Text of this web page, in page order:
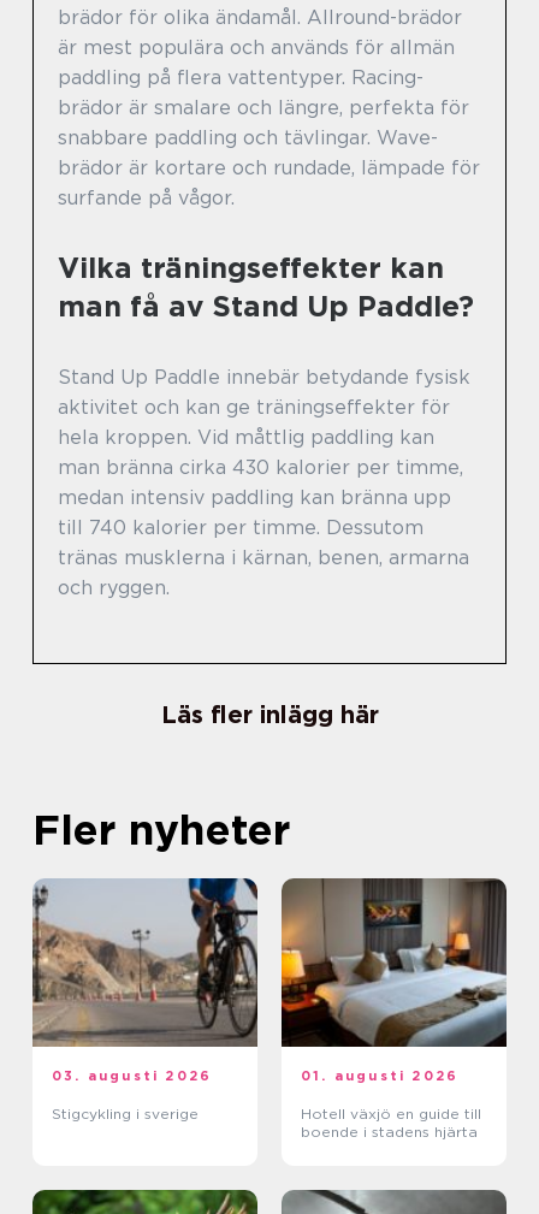
brädor för olika ändamål. Allround-brädor
är mest populära och används för allmän
paddling på flera vattentyper. Racing-
brädor är smalare och längre, perfekta för
snabbare paddling och tävlingar. Wave-
brädor är kortare och rundade, lämpade för
surfande på vågor.
Vilka träningseffekter kan
man få av Stand Up Paddle?
Stand Up Paddle innebär betydande fysisk
aktivitet och kan ge träningseffekter för
hela kroppen. Vid måttlig paddling kan
man bränna cirka 430 kalorier per timme,
medan intensiv paddling kan bränna upp
till 740 kalorier per timme. Dessutom
tränas musklerna i kärnan, benen, armarna
och ryggen.
Läs fler inlägg här
Fler nyheter
03. augusti 2026
Stigcykling i sverige
01. augusti 2026
Hotell växjö en guide till
boende i stadens hjärta